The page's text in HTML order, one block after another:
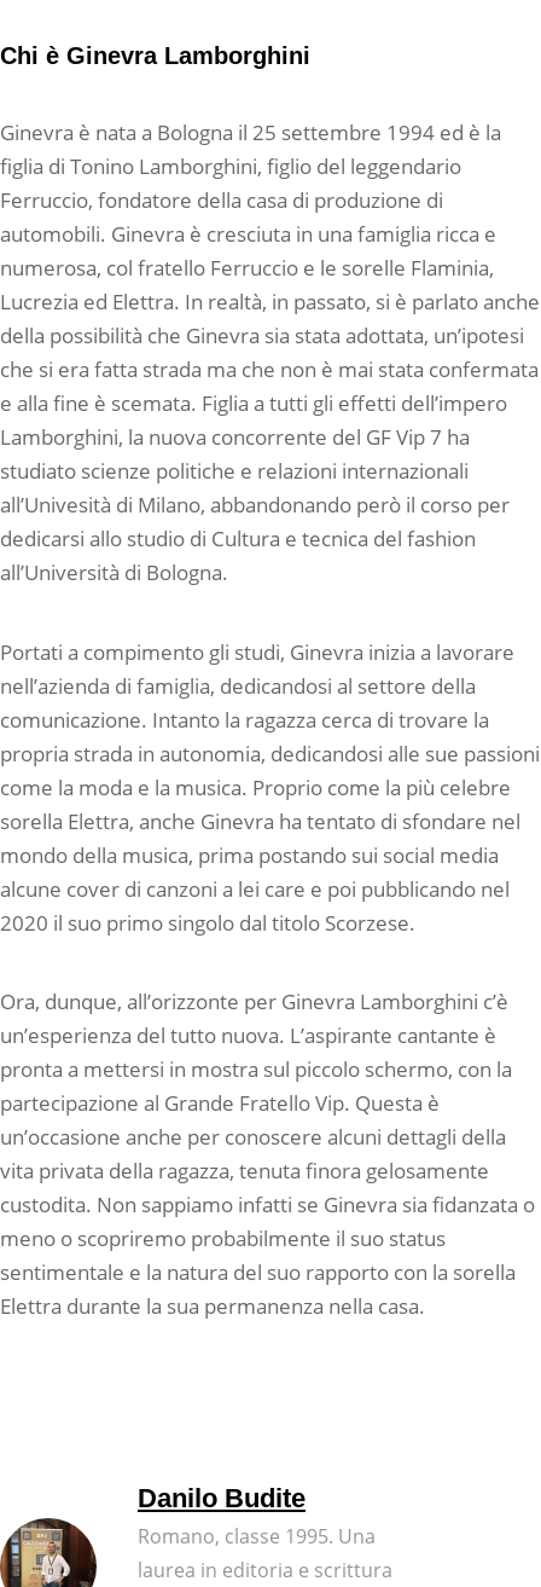
Chi è Ginevra Lamborghini
Ginevra è nata a Bologna il 25 settembre 1994 ed è la
figlia di Tonino Lamborghini, figlio del leggendario
Ferruccio, fondatore della casa di produzione di
automobili. Ginevra è cresciuta in una famiglia ricca e
numerosa, col fratello Ferruccio e le sorelle Flaminia,
Lucrezia ed Elettra. In realtà, in passato, si è parlato anche
della possibilità che Ginevra sia stata adottata, un’ipotesi
che si era fatta strada ma che non è mai stata confermata
e alla fine è scemata. Figlia a tutti gli effetti dell’impero
Lamborghini, la nuova concorrente del GF Vip 7 ha
studiato scienze politiche e relazioni internazionali
all’Univesità di Milano, abbandonando però il corso per
dedicarsi allo studio di Cultura e tecnica del fashion
all’Università di Bologna.
Portati a compimento gli studi, Ginevra inizia a lavorare
nell’azienda di famiglia, dedicandosi al settore della
comunicazione. Intanto la ragazza cerca di trovare la
propria strada in autonomia, dedicandosi alle sue passioni
come la moda e la musica. Proprio come la più celebre
sorella Elettra, anche Ginevra ha tentato di sfondare nel
mondo della musica, prima postando sui social media
alcune cover di canzoni a lei care e poi pubblicando nel
2020 il suo primo singolo dal titolo Scorzese.
Ora, dunque, all’orizzonte per Ginevra Lamborghini c’è
un’esperienza del tutto nuova. L’aspirante cantante è
pronta a mettersi in mostra sul piccolo schermo, con la
partecipazione al Grande Fratello Vip. Questa è
un’occasione anche per conoscere alcuni dettagli della
vita privata della ragazza, tenuta finora gelosamente
custodita. Non sappiamo infatti se Ginevra sia fidanzata o
meno o scopriremo probabilmente il suo status
sentimentale e la natura del suo rapporto con la sorella
Elettra durante la sua permanenza nella casa.
Danilo Budite
Romano, classe 1995. Una
laurea in editoria e scrittura